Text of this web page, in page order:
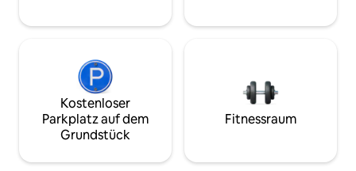
Kostenloser
Parkplatz auf dem
Grundstück
Fitnessraum